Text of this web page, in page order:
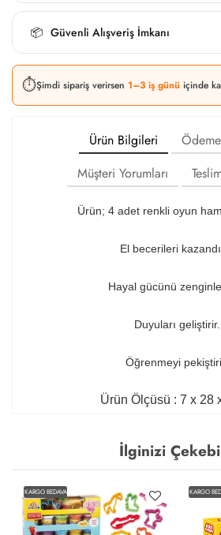
📦 Güvenli Alışveriş İmkanı
⏱️Şimdi sipariş verirsen 1–3 iş günü içinde
Ürün Bilgileri
Müşteri Yorumları
Ürün; 4 adet renkli oyun
El becerileri
Hayal gücünü
Duyuları geliştirir.
Öğrenmeyi
Ürün Ölçüsü : 7 x 28
İlginizi
KARGO BEDAVA KARGO